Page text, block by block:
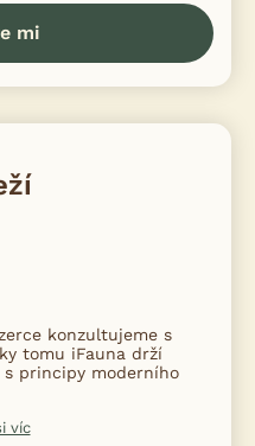
mi
konzultujeme s
tomu iFauna drží
principy moderního
víc